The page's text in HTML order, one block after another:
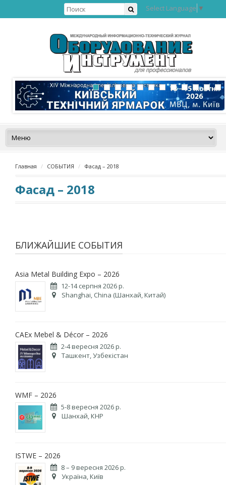
Select Language ▼
Главная СОБЫТИЯ Фасад – 2018
Фасад – 2018
БЛИЖАЙШИЕ СОБЫТИЯ
Asia Metal Building Expo – 2026
12-14 серпня 2026 р.
Shanghai, China (Шанхай, Китай)
CAEx Mebel & Décor – 2026
2-4 вересня 2026 р.
Ташкент, Узбекістан
WMF – 2026
5-8 вересня 2026 р.
Шанхай, КНР
ISTWE – 2026
8 – 9 вересня 2026 р.
Україна, Київ